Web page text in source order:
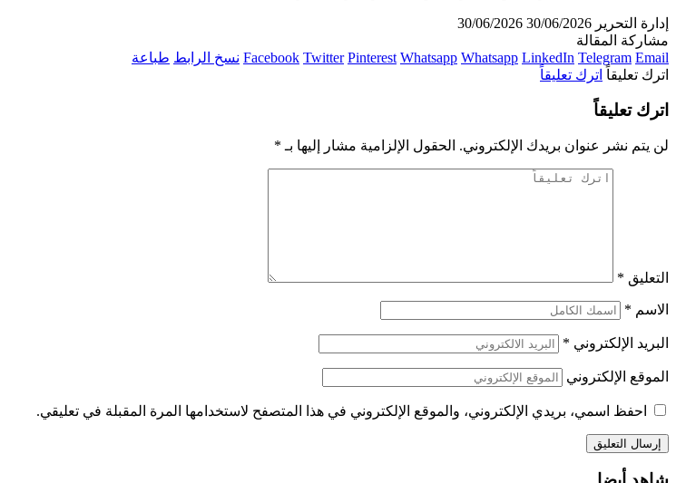
إدارة التحرير 30/06/2026
30/06/2026
مشاركة المقالة
Facebook Twitter Pinterest Whatsapp Whatsapp LinkedIn Telegram Email نسخ الرابط طباعة
اترك تعليقاً اترك تعليقاً
اترك تعليقاً
لن يتم نشر عنوان بريدك الإلكتروني. الحقول الإلزامية مشار إليها بـ *
التعليق *
الاسم *
البريد الإلكتروني *
الموقع الإلكتروني
احفظ اسمي، بريدي الإلكتروني، والموقع الإلكتروني في هذا المتصفح لاستخدامها المرة المقبلة في تعليقي.